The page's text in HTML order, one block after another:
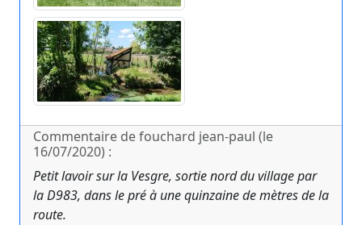
Commentaire de fouchard jean-paul (le
16/07/2020) :
Petit lavoir sur la Vesgre, sortie nord du village par
la D983, dans le pré à une quinzaine de mètres de la
route.